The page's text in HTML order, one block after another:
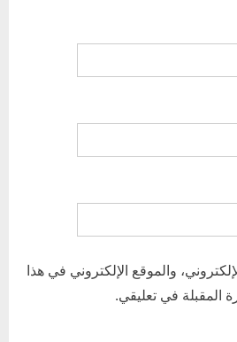
والموقع الإلكتروني في هذا
المقبلة في تعليقي.